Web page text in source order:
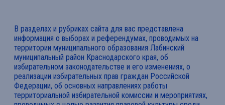
В разделах и рубриках сайта для вас представлена
информация о выборах и референдумах, проводимых на
территории муниципального образования Лабинский
муниципальный район Краснодарского края, об
избирательном законодательстве и его изменениях, о
реализации избирательных прав граждан Российской
Федерации, об основных направлениях работы
территориальной избирательной комиссии и мероприятиях,